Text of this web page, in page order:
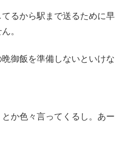
るから駅まで送るために早
。
御飯を準備しないといけな
とか色々言ってくるし。あー